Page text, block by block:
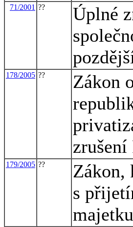
71/2001 ??
Úplné
178/2005 ??
Zákon
179/2005 ??
Zákon,
s